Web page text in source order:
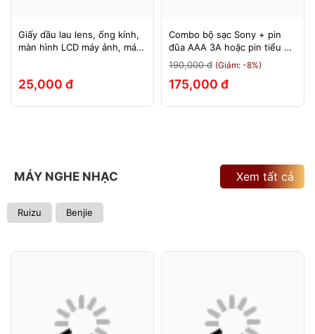
Giấy dầu lau lens, ống kính,
màn hình LCD máy ảnh, máy
quay, máy tính, laptop, điện
25,000 đ
Combo bộ sạc Sony + pin
đũa AAA 3A hoặc pin tiểu AA
2A Sony 1.5v
190,000 đ (Giảm: -8%)
175,000 đ
MÁY NGHE NHẠC
Ruizu Benjie
Xem tất cả